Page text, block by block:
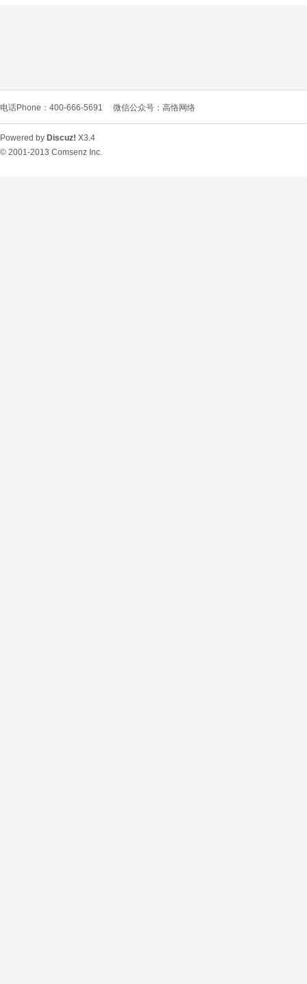
L
电话Phone：400-666-5691 微信公众号：高恪网络
Powered by Discuz! X3.4
© 2001-2013 Comsenz Inc.